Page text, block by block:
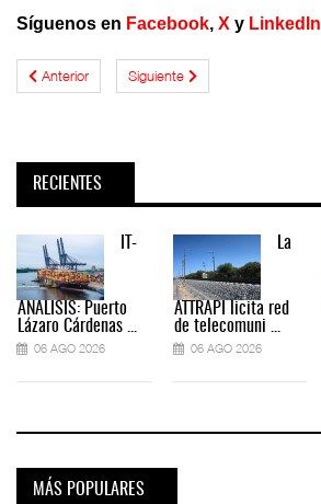
Síguenos en Facebook, X y LinkedIn
Anterior Siguiente
RECIENTES
IT-
ANÁLISIS: Puerto
Lázaro Cárdenas ...
06 AGO 2026
La
ATTRAPI licita red
de telecomuni ...
06 AGO 2026
MÁS POPULARES